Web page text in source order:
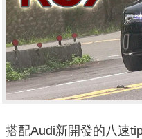
搭配Audi新開發的八速